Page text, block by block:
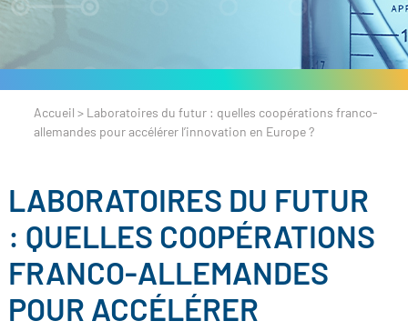
Accueil > Laboratoires du futur : quelles coopérations franco-
allemandes pour accélérer l’innovation en Europe ?
LABORATOIRES DU FUTUR
: QUELLES COOPÉRATIONS
FRANCO-ALLEMANDES
POUR ACCÉLÉRER